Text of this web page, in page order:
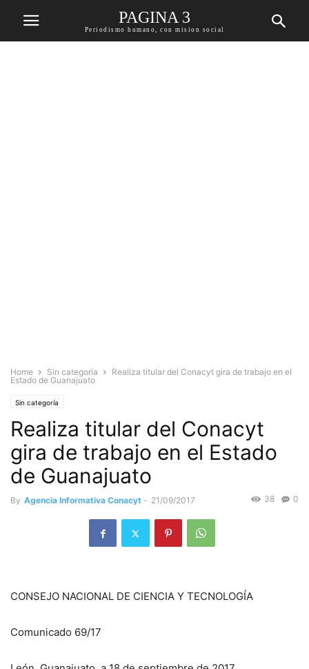
PAGINA 3
Periodismo humano, con mision social
Home Sin categoría
Realiza titular del Conacyt gira de trabajo en el
Estado de Guanajuato
Sin categoría
Realiza titular del Conacyt
gira de trabajo en el Estado
de Guanajuato
By Agencia Informativa Conacyt - 21/09/2017 0
38
CONSEJO NACIONAL DE CIENCIA Y TECNOLOGÍA
Comunicado 69/17